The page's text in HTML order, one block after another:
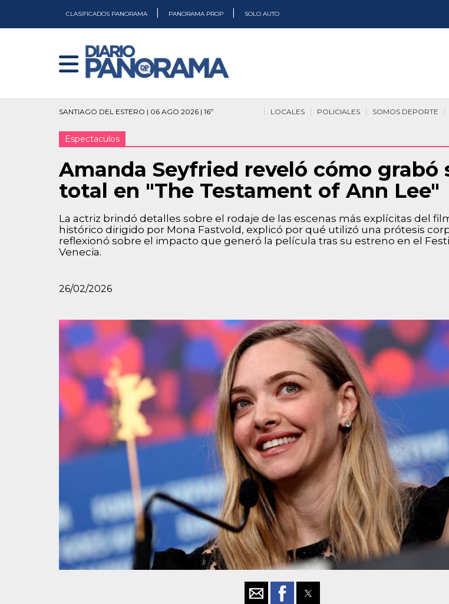
CLASIFICADOS PANORAMA PANORAMA PROP SOLO AUTO
SANTIAGO DEL ESTERO | 06 AGO 2026 | 16º SOMOS DEPORTE
POLICIALES
LOCALES
Espectaculos
Amanda Seyfried reveló cómo grabó
total en "The Testament of Ann Lee"
La actriz brindó detalles sobre el rodaje de las escenas más explícitas del
histórico dirigido por Mona Fastvold, explicó por qué utilizó una prótesis
reflexionó sobre el impacto que generó la película tras su estreno en el
Venecia.
26/02/2026